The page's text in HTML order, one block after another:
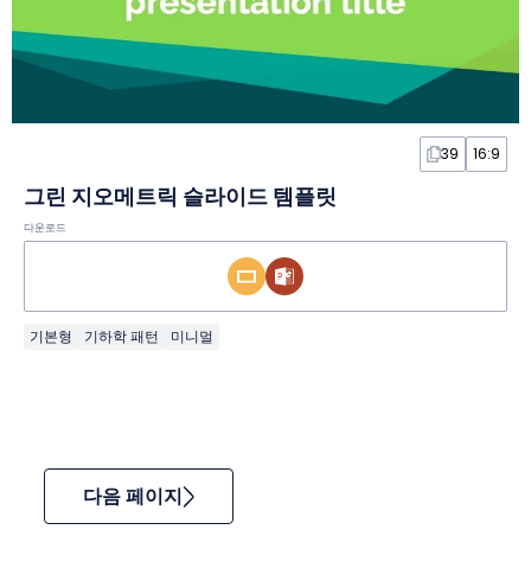
39 16:9
그린 지오메트릭 슬라이드 템플릿
다운로드
기본형 기하학 패턴 미니멀
다음 페이지